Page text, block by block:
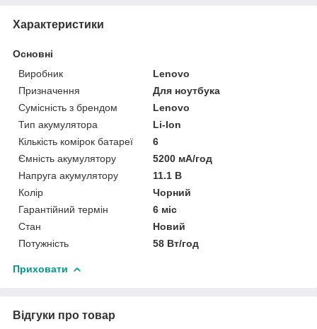
Характеристики
Основні
Виробник
Lenovo
Призначення
Для ноутбука
Сумісність з брендом
Lenovo
Тип акумулятора
Li-Ion
Кількість комірок батареї
6
Ємність акумулятору
5200 мА/год
Напруга акумулятору
11.1 В
Колір
Чорний
Гарантійний термін
6 міс
Стан
Новий
Потужність
58 Вт/год
Приховати
Відгуки про товар